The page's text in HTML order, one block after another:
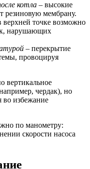
котла – высокие
резиновую мембрану.
верхней точке возможно
нарушающих
– перекрытие
провоцируя
вертикальное
чердак), но
во избежание
по манометру:
скорости насоса